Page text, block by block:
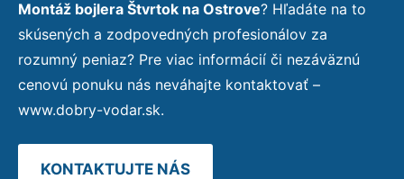
Montáž bojlera Štvrtok na Ostrove? Hľadáte na to
skúsených a zodpovedných profesionálov za
rozumný peniaz? Pre viac informácií či nezáväznú
cenovú ponuku nás neváhajte kontaktovať –
www.dobry-vodar.sk.
KONTAKTUJTE NÁS